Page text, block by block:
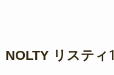
NOLTY リスティ